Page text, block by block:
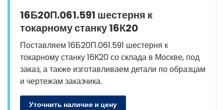
16Б20П.061.591 шестерня к
токарному станку 16К20
Поставляем 16Б20П.061.591 шестерня к
токарному станку 16К20 со склада в Москве, под
заказ, а также изготавливаем детали по образцам
и чертежам заказчика.
Уточнить наличие и цену